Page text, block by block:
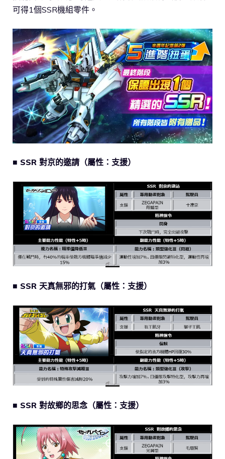
可得1個SSR機組零件。
■ SSR 對京的邀請（屬性：支援）
■ SSR 天真無邪的打氣（屬性：支援）
■ SSR 對故鄉的思念（屬性：支援）